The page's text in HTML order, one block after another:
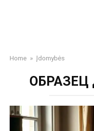
Home » Įdomybės